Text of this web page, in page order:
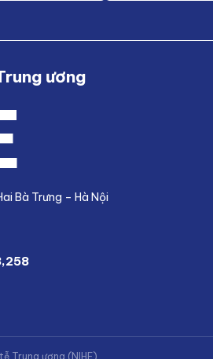
ương
Bà Trưng – Hà Nội
Trung ương (NIHE)